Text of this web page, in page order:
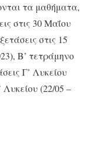
τα μαθήματα,
στις 30 Μαΐου
στις 15
B’ τετράμηνο
Γ’ Λυκείου
Λυκείου (22/05 –